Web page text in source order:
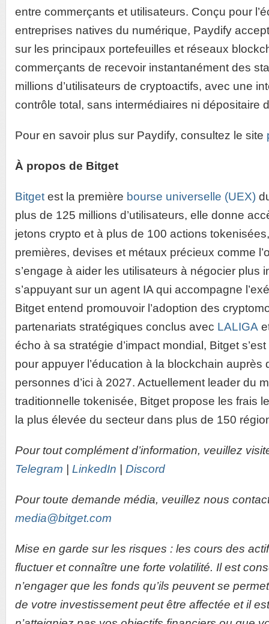
entre commerçants et utilisateurs. Conçu pour
entreprises natives du numérique, Paydify
sur les principaux portefeuilles et réseaux
commerçants de recevoir instantanément des
millions d’utilisateurs de cryptoactifs, avec une
contrôle total, sans intermédiaires ni dépositaire
Pour en savoir plus sur Paydify, consultez le site
À propos de Bitget
Bitget est la première bourse universelle (UEX)
plus de 125 millions d’utilisateurs, elle donne
jetons crypto et à plus de 100 actions
premières, devises et métaux précieux comme
s’engage à aider les utilisateurs à négocier plus
s’appuyant sur un agent IA qui accompagne
Bitget entend promouvoir l’adoption des
partenariats stratégiques conclus avec LALIGA
écho à sa stratégie d’impact mondial, Bitget s’est
pour appuyer l’éducation à la blockchain auprès
personnes d’ici à 2027. Actuellement leader du
traditionnelle tokenisée, Bitget propose les frais
la plus élevée du secteur dans plus de 150
Pour tout complément d’information, veuillez
Telegram
LinkedIn Discord
Pour toute demande média, veuillez nous
media@bitget.com
Mise en garde sur les risques : les cours des
fluctuer et connaître une forte volatilité. Il est
n’engager que les fonds qu’ils peuvent se
de votre investissement peut être affectée et il